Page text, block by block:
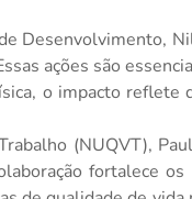
Desenvolvimento,
ações são
o impacto
(NUQVT),
fortalece